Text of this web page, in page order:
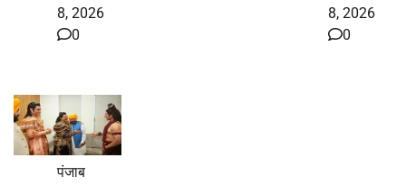
8, 2026
0
8, 2026
0
पंजाब